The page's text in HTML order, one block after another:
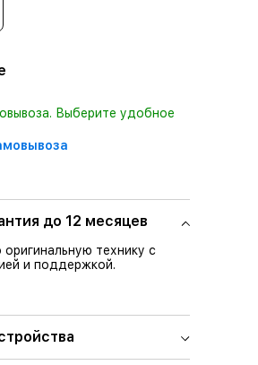
Выберите удобное
до 12 месяцев
технику с
и поддержкой.